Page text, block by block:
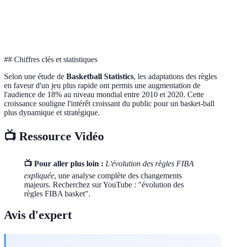
## Chiffres clés et statistiques
Selon une étude de Basketball Statistics, les adaptations des règles
en faveur d'un jeu plus rapide ont permis une augmentation de
l'audience de 18% au niveau mondial entre 2010 et 2020. Cette
croissance souligne l'intérêt croissant du public pour un basket-ball
plus dynamique et stratégique.
📺 Ressource Vidéo
📺 Pour aller plus loin : L'évolution des règles FIBA
expliquée, une analyse complète des changements
majeurs. Recherchez sur YouTube : "évolution des
règles FIBA basket".
Avis d'expert